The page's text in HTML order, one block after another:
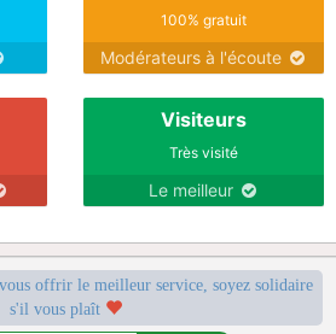
100% gratuit
Modérateurs à l'écoute
Visiteurs
Très visité
Le meilleur
offrir le meilleur service, soyez solidaire
s'il vous plaît